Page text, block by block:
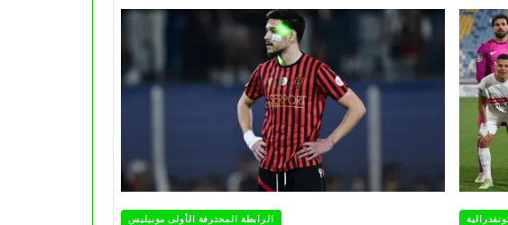
الرابطة المحترفة الأولى موبيليس